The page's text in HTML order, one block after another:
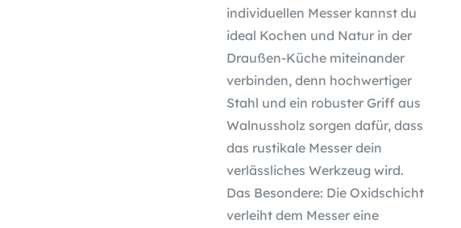
individuellen Messer kannst du
ideal Kochen und Natur in der
Draußen-Küche miteinander
verbinden, denn hochwertiger
Stahl und ein robuster Griff aus
Walnussholz sorgen dafür, dass
das rustikale Messer dein
verlässliches Werkzeug wird.
Das Besondere: Die Oxidschicht
verleiht dem Messer eine